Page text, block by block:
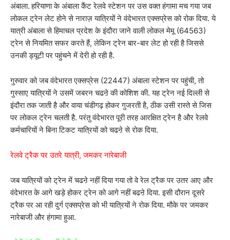
अंबाला. हरियाणा के अंबाला कैंट रेलवे स्टेशन पर उस वक्त हंगामा मच गया जब
लोकल ट्रेन लेट होने से नाराज़ यात्रियों ने वंदेभारत एक्सप्रेस को रोक दिया. ये
यात्री अंबाला से हिमाचल प्रदेश के इंदौरा जाने वाली लोकल मेमू (64563)
ट्रेन से नियमित सफर करते हैं, लेकिन ट्रेन बार-बार लेट हो रही है जिससे
उनकी ड्यूटी पर पहुंचने में देरी हो रही है.
गुरुवार को जब वंदेभारत एक्सप्रेस (22447) अंबाला स्टेशन पर पहुंची, तो
गुस्साए यात्रियों ने उसमें जबरन चढऩे की कोशिश की. यह ट्रेन नई दिल्ली से
इंदौरा तक जाती है और वाया चंडीगढ़ होकर गुजरती है, ठीक उसी रास्ते से जिस
पर लोकल ट्रेन चलती है. परंतु वंदेभारत पूरी तरह आरक्षित ट्रेन है और रेलवे
कर्मचारियों ने बिना टिकट यात्रियों को चढऩे से रोक दिया.
रेलवे ट्रैक पर उतरे यात्री, जमकर नारेबाजी
जब यात्रियों को ट्रेन में चढऩे नहीं दिया गया तो वे रेल ट्रैक पर उतर आए और
वंदेभारत के आगे खड़े होकर ट्रेन को आगे नहीं बढऩे दिया. इसी दौरान दूसरे
ट्रैक पर आ रही दुर्ग एक्सप्रेस को भी यात्रियों ने रोक दिया. मौके पर जमकर
नारेबाजी और हंगामा हुआ.